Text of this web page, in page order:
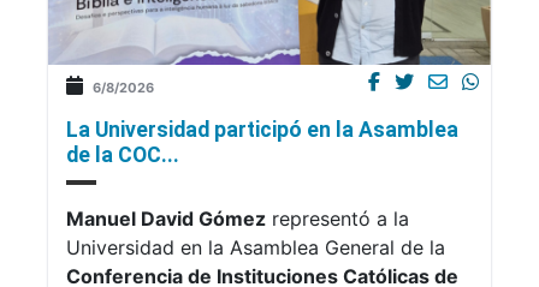
6/8/2026
La Universidad participó en la Asamblea
de la COC...
Manuel David Gómez representó a la
Universidad en la Asamblea General de la
Conferencia de Instituciones Católicas de